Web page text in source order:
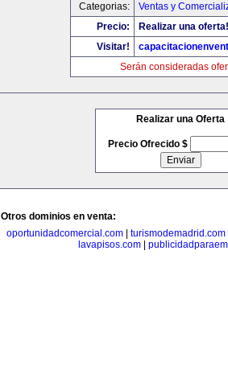
Categorias:
Ventas y
Precio:
Realizar una oferta!
Visitar!
Serán consideradas
Realizar una Oferta
Precio Ofrecido $
Otros dominios en venta:
oportunidadcomercial.com
turismodemadrid.com
lavapisos.com|